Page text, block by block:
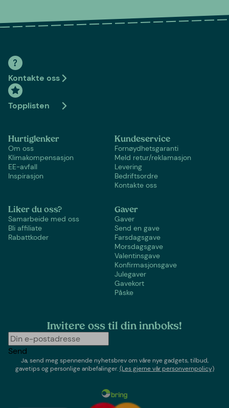
Kontakte oss
Topplisten
Hurtiglenker
Om oss
Klimakompensasjon
EE-avfall
Inspirasjon
Kundeservice
Fornøydhetsgaranti
Meld retur/reklamasjon
Levering
Bedriftsordre
Kontakte oss
Liker du oss?
Samarbeide med oss
Bli affiliate
Rabattkoder
Gaver
Gaver
Send en gave
Farsdagsgave
Morsdagsgave
Valentinsgave
Konfirmasjonsgave
Julegaver
Gavekort
Påske
Invitere oss til din innboks!
Send
Ja, send meg spennende nyhetsbrev om våre nye gadgets, tilbud,
gavetips og personlige anbefalinger.(Les gjerne vår personvernpolicy)